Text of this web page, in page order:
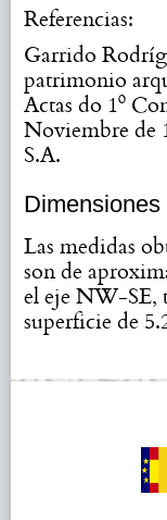
Referencias:
Garrido
patrimonio
Actas do 1º
Noviembre de
S.A.
Dimensiones
Las medidas
son de
el eje NW-SE,
superficie de